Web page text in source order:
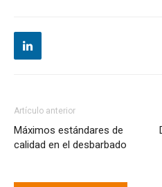
Artículo anterior
Máximos estándares de
calidad en el desbarbado